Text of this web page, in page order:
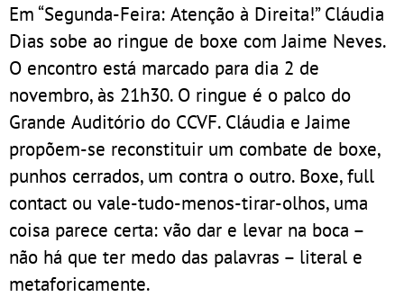
Em “Segunda-Feira: Atenção à Direita!” Cláudia
Dias sobe ao ringue de boxe com Jaime Neves.
O encontro está marcado para dia 2 de
novembro, às 21h30. O ringue é o palco do
Grande Auditório do CCVF. Cláudia e Jaime
propõem-se reconstituir um combate de boxe,
punhos cerrados, um contra o outro. Boxe, full
contact ou vale-tudo-menos-tirar-olhos, uma
coisa parece certa: vão dar e levar na boca –
não há que ter medo das palavras – literal e
metaforicamente.